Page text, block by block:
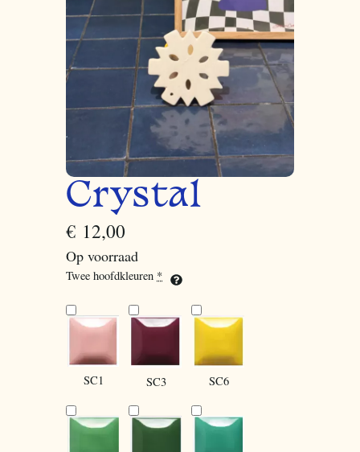
Crystal
€ 12,00
Op voorraad
Twee hoofdkleuren *
SC1 SC3 SC6